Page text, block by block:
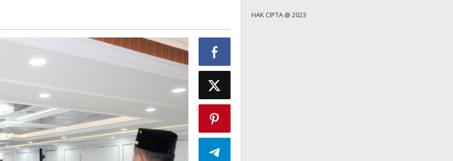
HAK CIPTA @ 2023